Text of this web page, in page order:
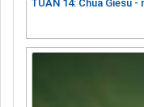
TUẦN 14: Chúa Giêsu -